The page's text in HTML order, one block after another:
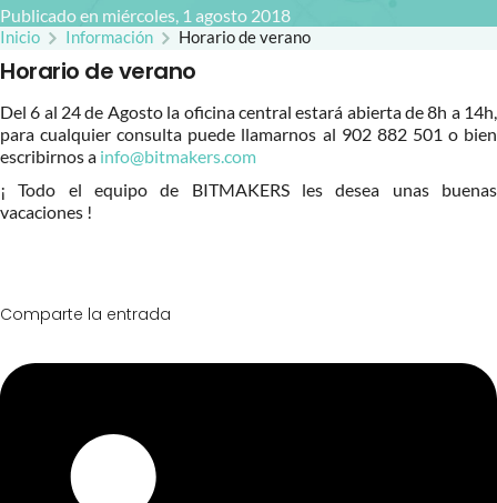
Publicado en miércoles, 1 agosto 2018
Inicio Información Horario de verano
Horario de verano
Del 6 al 24 de Agosto la oficina central estará abierta de 8h a 14h,
para cualquier consulta puede llamarnos al 902 882 501 o bien
escribirnos a info@bitmakers.com
¡ Todo el equipo de BITMAKERS les desea unas buenas
vacaciones !
Comparte la entrada